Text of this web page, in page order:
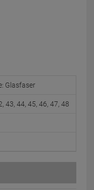
Glasfaser
43, 44, 45, 46, 47, 48